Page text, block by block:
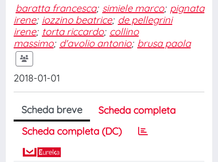
baratta francesca; simiele marco; pignata
irene; iozzino beatrice; de pellegrini
irene; torta riccardo; collino
massimo; d'avolio antonio; brusa paola
2018-01-01
Scheda breve
Scheda completa
Scheda completa (DC)